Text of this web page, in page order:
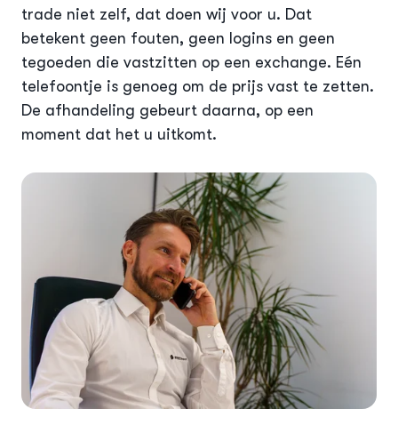
trade niet zelf, dat doen wij voor u. Dat
betekent geen fouten, geen logins en geen
tegoeden die vastzitten op een exchange. Eén
telefoontje is genoeg om de prijs vast te zetten.
De afhandeling gebeurt daarna, op een
moment dat het u uitkomt.